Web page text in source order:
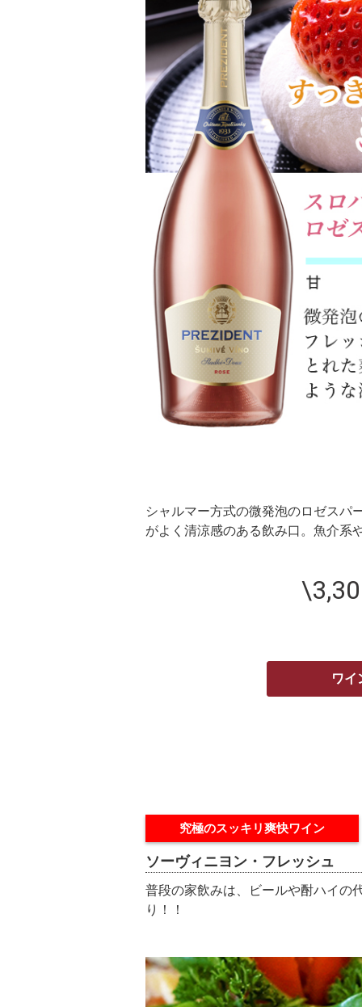
シャルマー方式の微発泡のロゼスパ
がよく清涼感のある飲み口。魚介系
ワイ
究極のスッキリ爽快ワイン
ソーヴィニヨン・フレッシュ
普段の家飲みは、ビールや酎ハイの
り！！